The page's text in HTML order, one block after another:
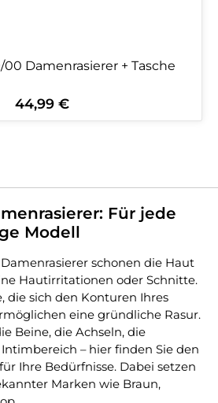
00 Damenrasierer + Tasche
Regulärer Preis:
44,99 €
Für jede
Modell
schonen die Haut
Hautirritationen oder Schnitte.
die sich den Konturen Ihres
eine gründliche Rasur.
Beine, die Achseln, die
– hier finden Sie den
Ihre Bedürfnisse. Dabei setzen
Marken wie Braun,